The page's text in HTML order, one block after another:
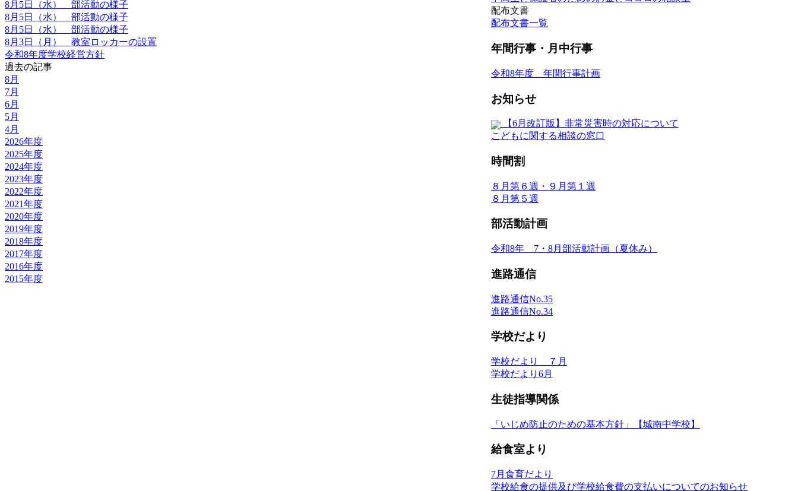
8月5日（水） 部活動の様子
8月5日（水） 部活動の様子
8月5日（水） 部活動の様子
8月3日（月） 教室ロッカーの設置
令和8年度学校経営方針
過去の記事
8月
7月
6月
5月
4月
2026年度
2025年度
2024年度
2023年度
2022年度
2021年度
2020年度
2019年度
2018年度
2017年度
2016年度
2015年度
配布文書
配布文書一覧
年間行事・月中行事
令和8年度 年間行事計画
お知らせ
【6月改訂版】非常災害時の対応について
こどもに関する相談の窓口
時間割
８月第６週・９月第１週
８月第５週
部活動計画
令和8年 7・8月部活動計画（夏休み）
進路通信
進路通信No.35
進路通信No.34
学校だより
学校だより ７月
学校だより6月
生徒指導関係
「いじめ防止のための基本方針」【城南中学校】
給食室より
7月食育だより
学校給食の提供及び学校給食費の支払いについてのお知らせ